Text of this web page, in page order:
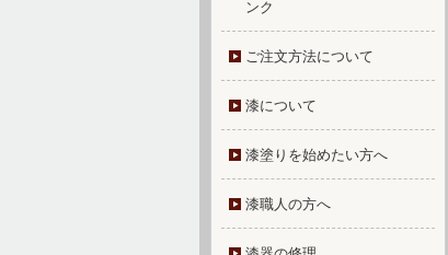
ンク
ご注文方法について
漆について
漆塗りを始めたい方へ
漆職人の方へ